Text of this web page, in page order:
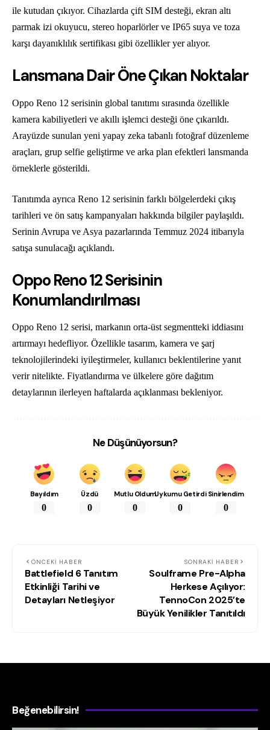
ile kutudan çıkıyor. Cihazlarda çift SIM desteği, ekran altı
parmak izi okuyucu, stereo hoparlörler ve IP65 suya ve toza
karşı dayanıklılık sertifikası gibi özellikler yer alıyor.
Lansmana Dair Öne Çıkan Noktalar
Oppo Reno 12 serisinin global tanıtımı sırasında özellikle
kamera kabiliyetleri ve akıllı işlemci desteği öne çıkarıldı.
Arayüzde sunulan yeni yapay zeka tabanlı fotoğraf düzenleme
araçları, grup selfie geliştirme ve arka plan efektleri lansmanda
örneklerle gösterildi.
Tanıtımda ayrıca Reno 12 serisinin farklı bölgelerdeki çıkış
tarihleri ve ön satış kampanyaları hakkında bilgiler paylaşıldı.
Serinin Avrupa ve Asya pazarlarında Temmuz 2024 itibarıyla
satışa sunulacağı açıklandı.
Oppo Reno 12 Serisinin
Konumlandırılması
Oppo Reno 12 serisi, markanın orta-üst segmentteki iddiasını
artırmayı hedefliyor. Özellikle tasarım, kamera ve şarj
teknolojilerindeki iyileştirmeler, kullanıcı beklentilerine yanıt
verir nitelikte. Fiyatlandırma ve ülkelere göre dağıtım
detaylarının ilerleyen haftalarda açıklanması bekleniyor.
Ne Düşünüyorsun?
Bayıldım
0
Üzdü
0
Mutlu Oldum
0
Uykumu Getirdi
0
Sinirlendim
0
ÖNCEKI HABER
Battlefield 6 Tanıtım
Etkinliği Tarihi ve
Detayları Netleşiyor
SONRAKI HABER
Soulframe Pre-Alpha
Herkese Açılıyor:
TennoCon 2025’te
Büyük Yenilikler Tanıtıldı
Beğenebilirsin!